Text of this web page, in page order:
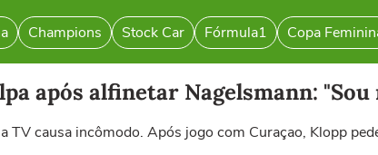
Champions Stock Car Fórmula1 Copa
após alfinetar Nagelsmann:
TV causa incômodo. Após jogo com Curaçao, Klopp